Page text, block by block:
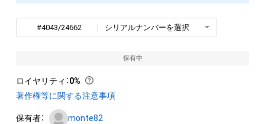
#4043/24662 シリアルナンバーを選択
保有中
ロイヤリティ ：0%
著作権等に関する注意事項
保有者： monte82